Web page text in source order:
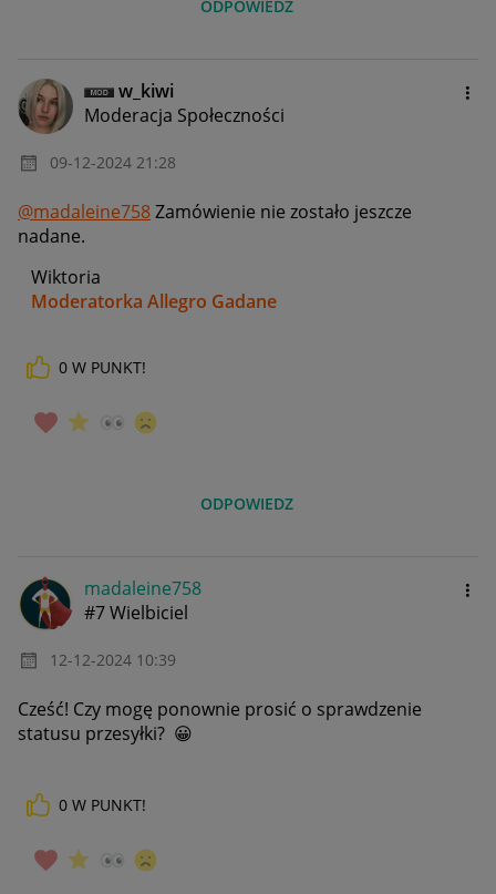
ODPOWIEDZ
w_kiwi
Moderacja Społeczności
‎09-12-2024 21:28
@madaleine758Zamówienie nie zostało jeszcze
nadane.
Wiktoria
Moderatorka Allegro Gadane
0 W PUNKT!
ODPOWIEDZ
madaleine758
#7 Wielbiciel
‎12-12-2024 10:39
Cześć! Czy mogę ponownie prosić o sprawdzenie
statusu przesyłki? 😀
0 W PUNKT!